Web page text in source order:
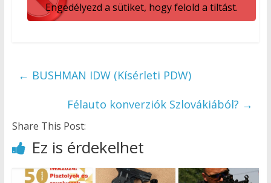
Engedélyezd a sütiket, hogy felold a tiltást.
← BUSHMAN IDW (Kísérleti PDW)
Félauto konverziók Szlovákiából? →
Share This Post:
Ez is érdekelhet